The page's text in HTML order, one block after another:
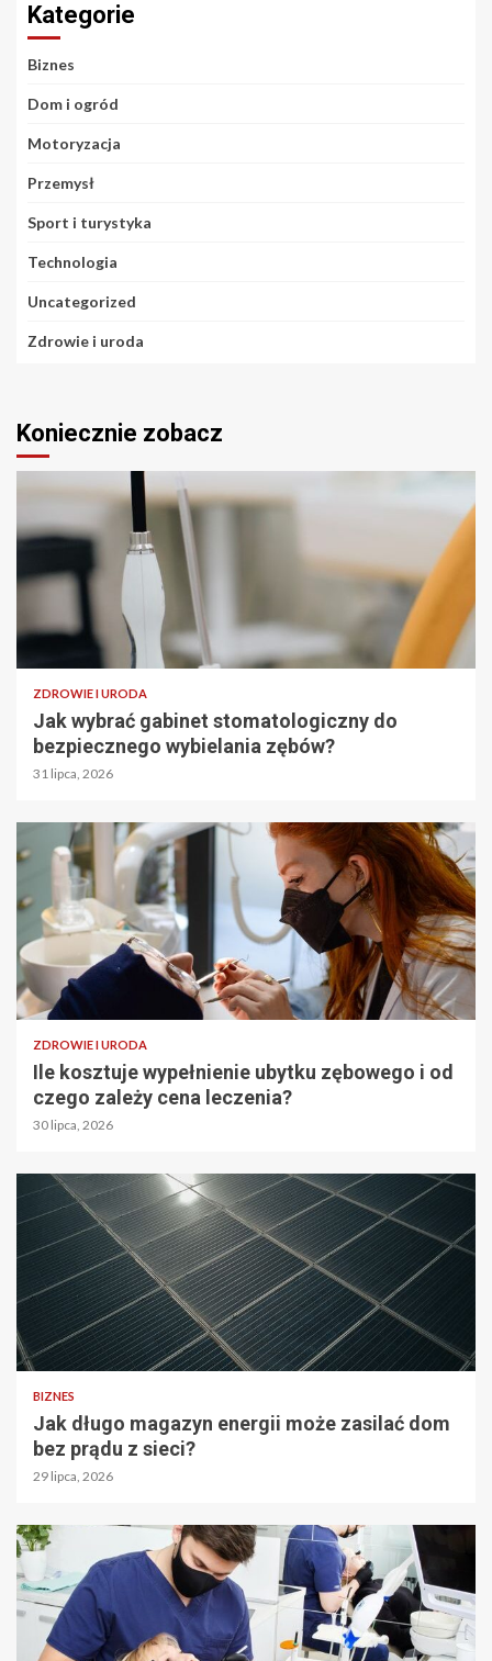
Kategorie
Biznes
Dom i ogród
Motoryzacja
Przemysł
Sport i turystyka
Technologia
Uncategorized
Zdrowie i uroda
Koniecznie zobacz
ZDROWIE I URODA
Jak wybrać gabinet stomatologiczny do
bezpiecznego wybielania zębów?
31 lipca, 2026
ZDROWIE I URODA
Ile kosztuje wypełnienie ubytku zębowego i od
czego zależy cena leczenia?
30 lipca, 2026
BIZNES
Jak długo magazyn energii może zasilać dom
bez prądu z sieci?
29 lipca, 2026